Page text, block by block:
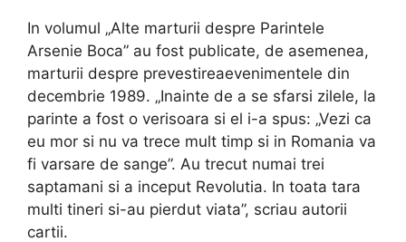
In volumul „Alte marturii despre Parintele
Arsenie Boca” au fost publicate, de asemenea,
marturii despre prevestireaevenimentele din
decembrie 1989. „Inainte de a se sfarsi zilele, la
parinte a fost o verisoara si el i-a spus: „Vezi ca
eu mor si nu va trece mult timp si in Romania va
fi varsare de sange”. Au trecut numai trei
saptamani si a inceput Revolutia. In toata tara
multi tineri si-au pierdut viata”, scriau autorii
cartii.